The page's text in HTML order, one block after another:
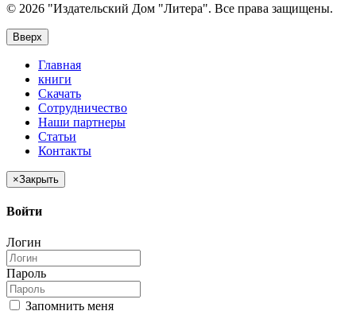
© 2026 "Издательский Дом "Литера". Все права защищены.
Вверх
Главная
книги
Скачать
Сотрудничество
Наши партнеры
Статьи
Контакты
×Закрыть
Войти
Логин
Пароль
Запомнить меня